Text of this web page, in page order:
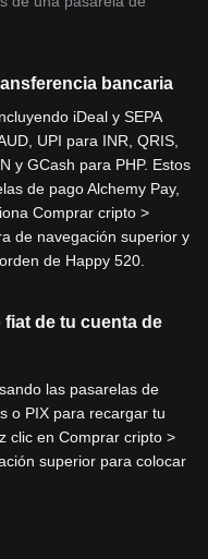
bancaria
iDeal y SEPA
UPI para INR, QRIS,
y GCash para PHP. Estos
de pago Alchemy Pay,
Comprar cripto >
de navegación superior y
de Happy 520.
de tu cuenta de
las pasarelas de
o PIX para recargar tu
clic en Comprar cripto >
superior para colocar